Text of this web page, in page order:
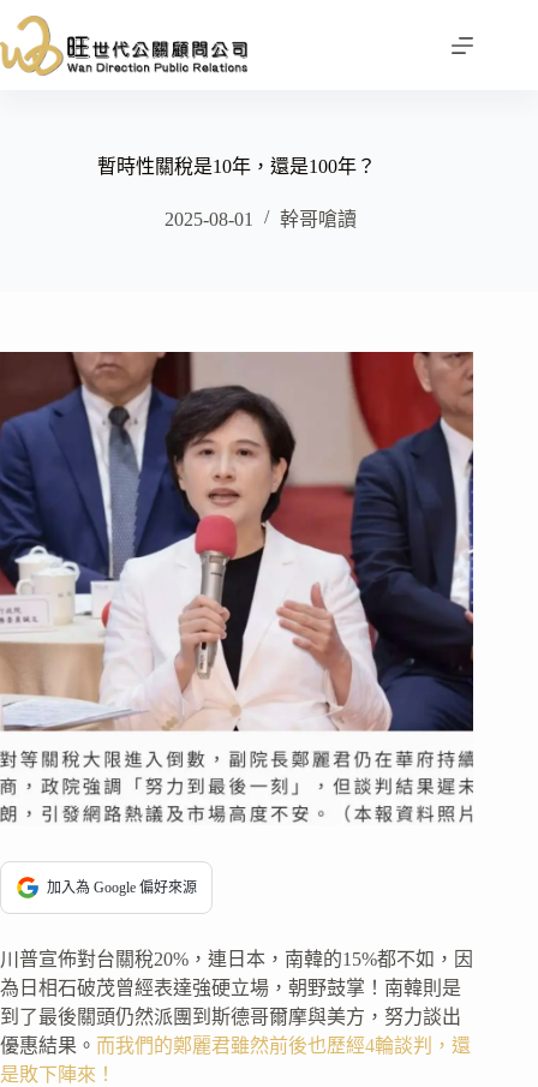
至
主
暫時性關稅是10年，還是100年？
2025-08-01 幹哥嗆讀
加入為 Google 偏好來源
川普宣佈對台關稅20%，連日本，南韓的15%都不如，因
為日相石破茂曾經表達強硬立場，朝野鼓掌！南韓則是
到了最後關頭仍然派團到斯德哥爾摩與美方，努力談出
優惠結果。 而我們的鄭麗君雖然前後也歷經4輪談判，還
是敗下陣來！